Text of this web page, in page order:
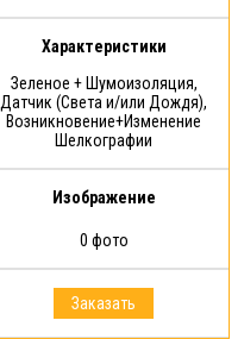
Характеристики
Зеленое + Шумоизоляция,
Датчик (Света и/или Дождя),
Возникновение+Изменение
Шелкографии
Изображение
0 фото
Заказать